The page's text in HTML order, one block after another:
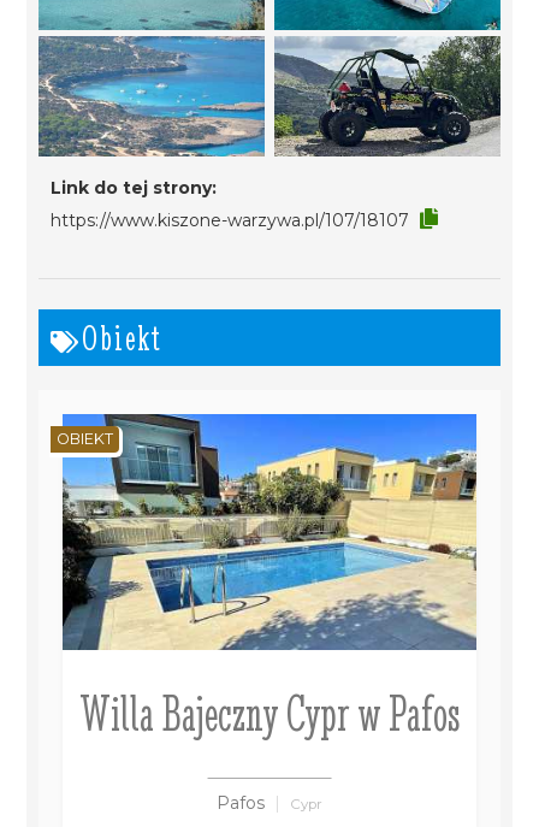
Link do tej strony:
https://www.kiszone-warzywa.pl/107/18107
Obiekt
Willa Bajeczny Cypr w Pafos
Pafos Cypr
OBIEKT